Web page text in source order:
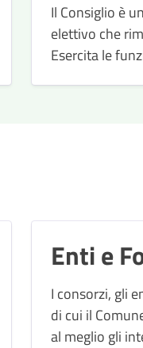
Il Consiglio è
elettivo che
Esercita le
Enti e
I consorzi, gli
di cui il
al meglio gli